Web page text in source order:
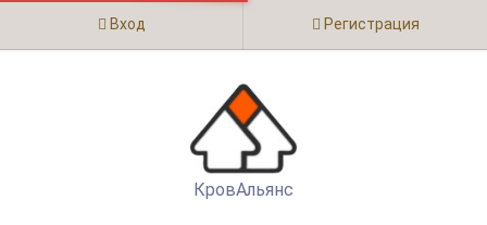
Вход Регистрация
КровАльянс